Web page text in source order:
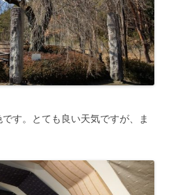
す。とても良い天気ですが、ま